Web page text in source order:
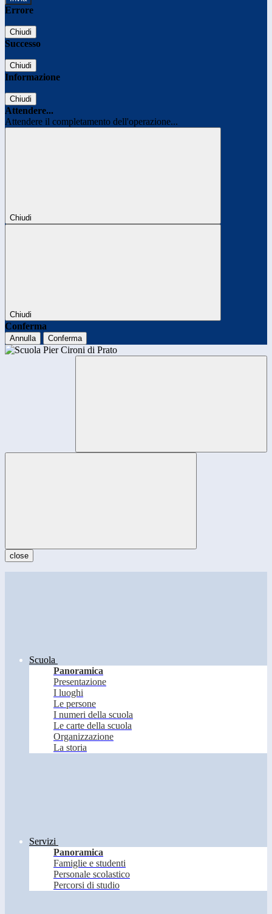
Errore
Chiudi
Successo
Chiudi
Informazione
Chiudi
Attendere...
Attendere il completamento dell'operazione...
Chiudi
Chiudi
Conferma
Annulla Conferma
close
Scuola
Panoramica
Presentazione
I luoghi
Le persone
I numeri della scuola
Le carte della scuola
Organizzazione
La storia
Servizi
Panoramica
Famiglie e studenti
Personale scolastico
Percorsi di studio